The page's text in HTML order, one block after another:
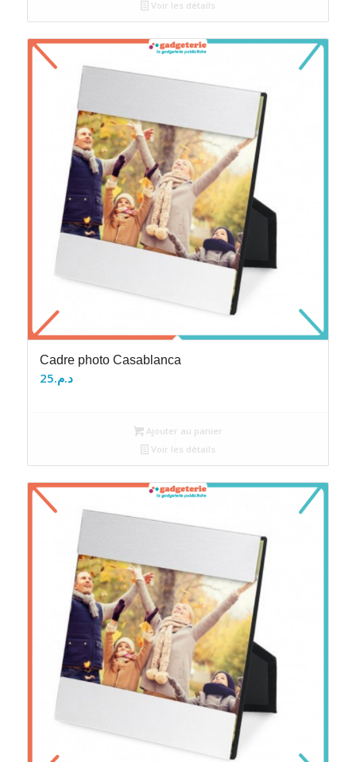
Voir les détails
Cadre photo Casablanca
د.م.25
Ajouter au panier
Voir les détails